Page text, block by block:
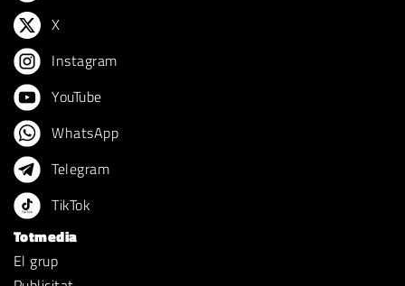
X
Instagram
YouTube
WhatsApp
Telegram
TikTok
Totmedia
El grup